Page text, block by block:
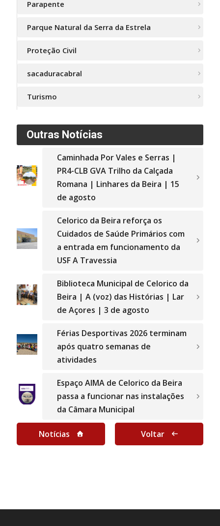
Parapente
Parque Natural da Serra da Estrela
Proteção Civil
sacaduracabral
Turismo
Outras Notícias
Caminhada Por Vales e Serras |
PR4-CLB GVA Trilho da Calçada
Romana | Linhares da Beira | 15
de agosto
Celorico da Beira reforça os
Cuidados de Saúde Primários com
a entrada em funcionamento da
USF A Travessia
Biblioteca Municipal de Celorico da
Beira | A (voz) das Histórias | Lar
de Açores | 3 de agosto
Férias Desportivas 2026 terminam
após quatro semanas de
atividades
Espaço AIMA de Celorico da Beira
passa a funcionar nas instalações
da Câmara Municipal
Notícias Voltar